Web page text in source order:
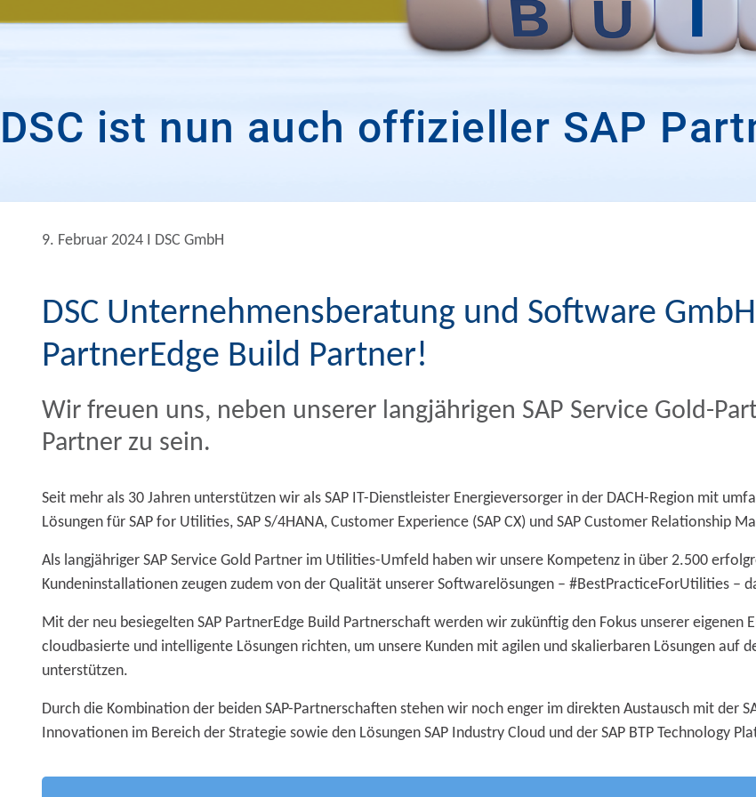
DSC ist nun auch offizieller SAP
9. Februar 2024 Ι DSC GmbH
DSC Unternehmensberatung und Software
PartnerEdge Build Partner!
Wir freuen uns, neben unserer langjährigen SAP Service Gold-
Partner zu sein.
Seit mehr als 30 Jahren unterstützen wir als SAP IT-Dienstleister Energieversorger in der DACH-Region mit
Lösungen für SAP for Utilities, SAP S/4HANA, Customer Experience (SAP CX) und SAP Customer Relationship
Als langjähriger SAP Service Gold Partner im Utilities-Umfeld haben wir unsere Kompetenz in über 2.500
Kundeninstallationen zeugen zudem von der Qualität unserer Softwarelösungen – #BestPracticeForUtilities –
Mit der neu besiegelten SAP PartnerEdge Build Partnerschaft werden wir zukünftig den Fokus unserer
cloudbasierte und intelligente Lösungen richten, um unsere Kunden mit agilen und skalierbaren Lösungen auf
unterstützen.
Durch die Kombination der beiden SAP-Partnerschaften stehen wir noch enger im direkten Austausch mit der
Innovationen im Bereich der Strategie sowie den Lösungen SAP Industry Cloud und der SAP BTP Technology